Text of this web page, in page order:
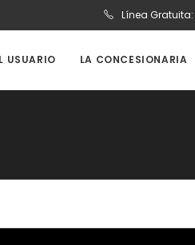
Línea Gratuita:
USUARIO LA CONCESIONARIA